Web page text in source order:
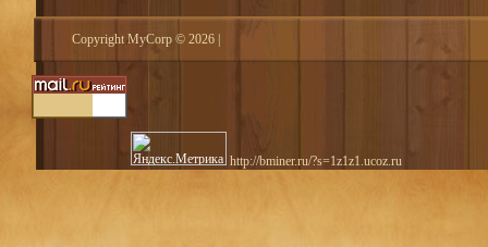
Copyright MyCorp © 2026
http://bminer.ru/?s=1z1z1.ucoz.ru